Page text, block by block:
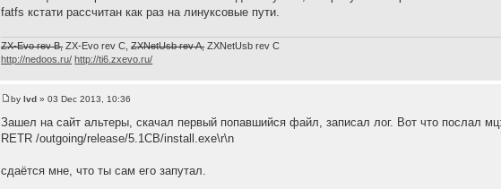
fatfs кстати рассчитан как раз на линуксовые пути.
ZX-Evo rev B,ZX-Evo rev C,ZXNetUsb rev A,ZXNetUsb rev С
http://nedoos.ru/ http://ti6.zxevo.ru/
bylvd » 03 Dec 2013, 10:36
Зашел на сайт альтеры, скачал первый попавшийся файл, записал лог. Вот что послал мц:
RETR /outgoing/release/5.1CB/install.exe\r\n
сдаётся мне, что ты сам его запутал.